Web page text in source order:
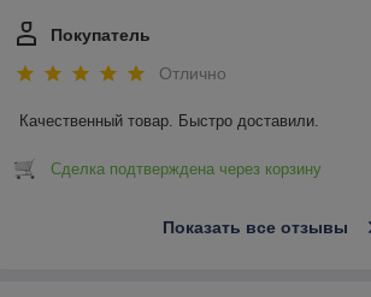
Покупатель
Отлично
Качественный товар. Быстро доставили.
Сделка подтверждена через корзину
Показать все отзывы